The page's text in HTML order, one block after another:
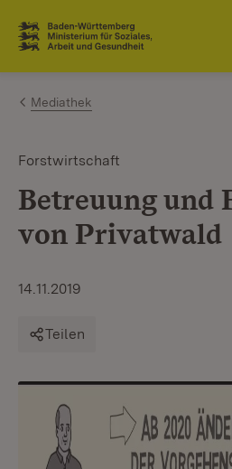
Zum Inhalt springen
Link zur Startseite
Mediathek
Forstwirtschaft
Betreuung und
von Privatwald
14.11.2019
Teilen